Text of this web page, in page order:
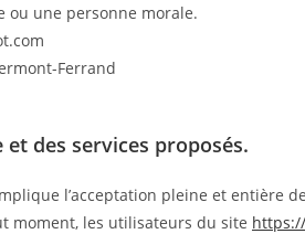
ou une personne morale.
Ferrand
des services proposés.
l’acceptation pleine et entière
moment, les utilisateurs du site